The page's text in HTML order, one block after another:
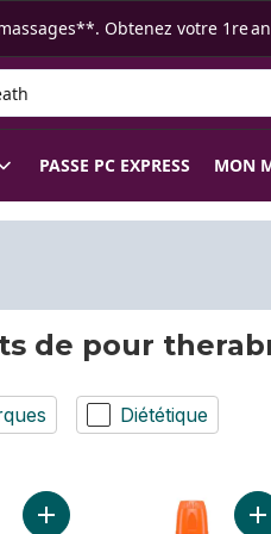
Obtenez votre 1re
des produits
PASSE PC EXPRESS MON
de pour
Diététique
Ajouter Haleine Fraiche